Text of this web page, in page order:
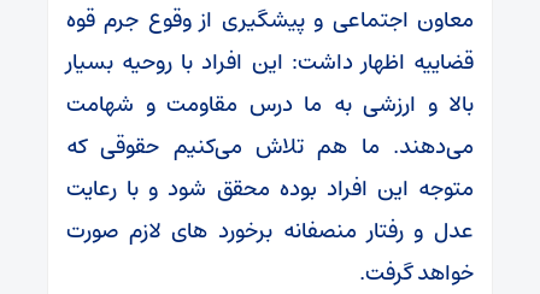
معاون اجتماعی و پیشگیری از وقوع جرم قوه
قضاییه اظهار داشت: این افراد با روحیه بسیار
بالا و ارزشی به ما درس مقاومت و شهامت
می‌دهند. ما هم تلاش می‌کنیم حقوقی که
متوجه این افراد بوده محقق شود و با رعایت
عدل و رفتار منصفانه برخورد های لازم صورت
خواهد گرفت.